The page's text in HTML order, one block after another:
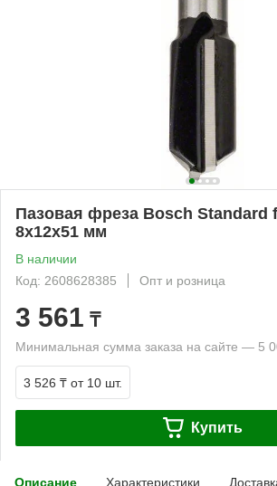
Пазовая фреза Bosch Standard
8x12x51 мм
В наличии
Код: 2608628385
Опт и розница
3 561 ₸
Минимальная сумма заказа на сайте — 5
3 526 ₸ от 10 шт.
Купить
Описание Характеристики